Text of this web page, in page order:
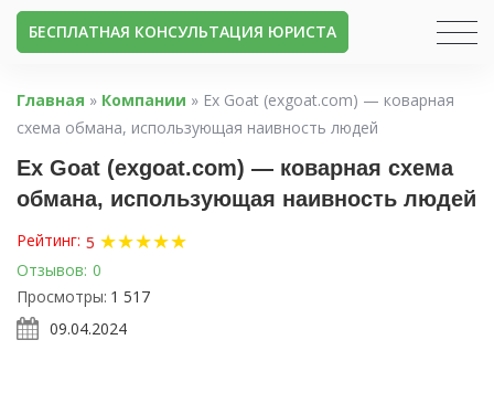
БЕСПЛАТНАЯ КОНСУЛЬТАЦИЯ ЮРИСТА
Главная » Компании » Ex Goat (exgoat.com) — коварная
схема обмана, использующая наивность людей
Ex Goat (exgoat.com) — коварная схема
обмана, использующая наивность людей
Рейтинг: 5 ★★★★★
Отзывов: 0
Просмотры: 1 517
09.04.2024